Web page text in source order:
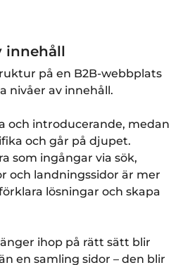
innehåll
på en B2B-webbplats
nivåer av innehåll.
och introducerande, medan
och går på djupet.
som ingångar via sök,
och landningssidor är mer
lösningar och skapa
ihop på rätt sätt blir
en samling sidor – den blir